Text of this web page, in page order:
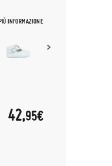
INFORMAZIONE
42,95€